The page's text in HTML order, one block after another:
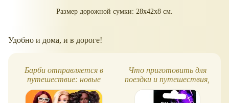
Размер дорожной сумки: 28x42x8 см.
Удобно и дома, и в дороге!
Барби отправляется в
путешествие: новые
сделки по
лицензированию
Что приготовить для
поездки и путешествия,
чтобы попутчики вам
завидовали